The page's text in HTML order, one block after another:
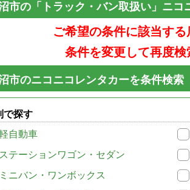
市の「トラック・バン取扱い」ニコ
ご希望の条件に該当する
条件を変更して再度検
市のニコニコレンタカーを条件検索
で探す
自動車
ステーションワゴン・セダン
ミニバン・ワンボックス